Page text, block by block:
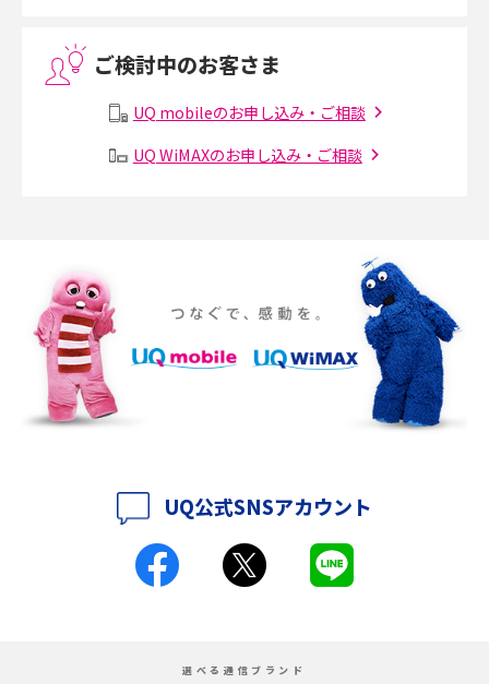
Threads（スレッズ）とは？主な機能や登録方法、投稿の仕方を解説
Instagram（インスタグラム）でスクショするとバレる？バレるケースや撮
iPhone 16eとiPhone SE（第3世代）の違いは？サイズやスペックを比較し
て解説
iPhone 16eとiPhone 14を徹底比較！スペック・機能の違いをわかりやすく
紹介
iPhone 16とiPhone 15の違いは？カメラ・スペック・機能を徹底比較
iPhoneの機種変更のやり方は？事前準備・手順やデータ移行方法をわかり
ご検討中のお客さま
UQ mobileのお申し込み・ご相談
UQ WiMAXのお申し込み・ご相談
UQ公式SNSアカウント
選べる通信ブランド